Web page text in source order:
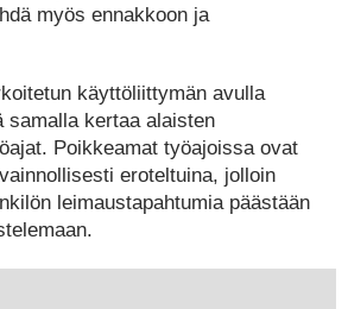
myös ennakkoon ja
käyttöliittymän avulla
samalla kertaa alaisten
Poikkeamat työajoissa ovat
eroteltuina, jolloin
leimaustapahtumia päästään